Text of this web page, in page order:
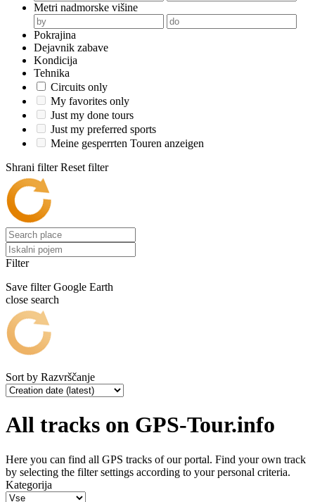
Metri nadmorske višine
Pokrajina
Dejavnik zabave
Kondicija
Tehnika
Circuits only
My favorites only
Just my done tours
Just my preferred sports
Meine gesperrten Touren anzeigen
Shrani filter Reset filter
Filter
Save filter Google Earth
close search
Sort by Razvrščanje
All tracks on GPS-Tour.info
Here you can find all GPS tracks of our portal. Find your own track
by selecting the filter settings according to your personal criteria.
Kategorija